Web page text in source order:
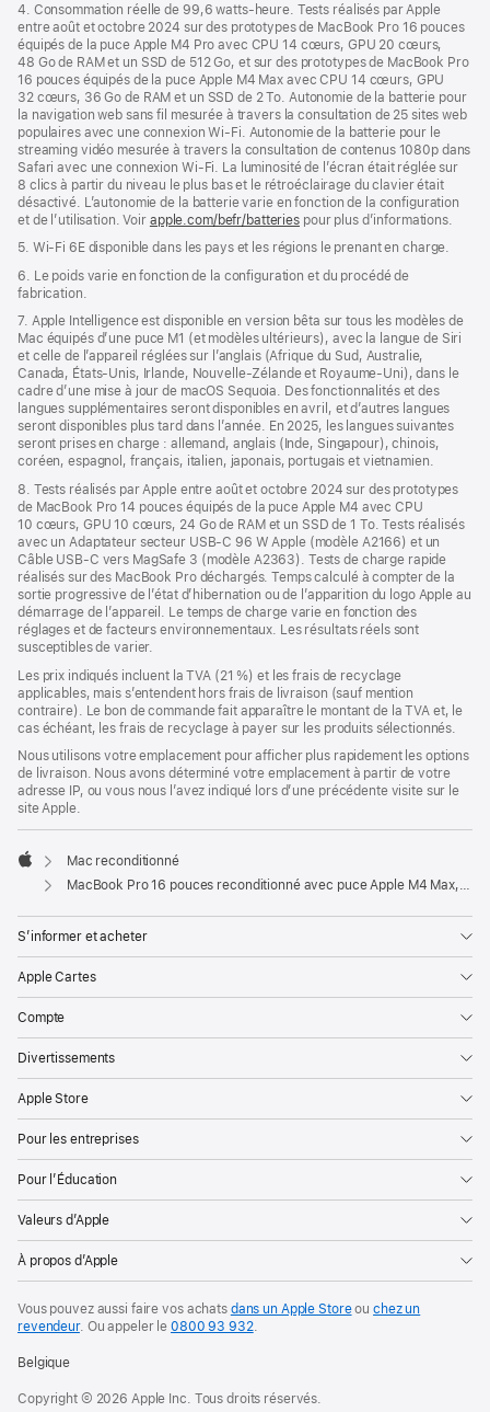
4. Consommation réelle de 99,6 watts‑heure. Tests réalisés par Apple
entre août et octobre 2024 sur des prototypes de MacBook Pro 16 pouces
équipés de la puce Apple M4 Pro avec CPU 14 cœurs, GPU 20 cœurs,
48 Go de RAM et un SSD de 512 Go, et sur des prototypes de MacBook Pro
16 pouces équipés de la puce Apple M4 Max avec CPU 14 cœurs, GPU
32 cœurs, 36 Go de RAM et un SSD de 2 To. Autonomie de la batterie pour
la navigation web sans fil mesurée à travers la consultation de 25 sites web
populaires avec une connexion Wi-Fi. Autonomie de la batterie pour le
streaming vidéo mesurée à travers la consultation de contenus 1080p dans
Safari avec une connexion Wi-Fi. La luminosité de l’écran était réglée sur
8 clics à partir du niveau le plus bas et le rétroéclairage du clavier était
désactivé. L’autonomie de la batterie varie en fonction de la configuration
et de l’utilisation. Voir apple.com/befr/batteries pour plus d’informations.
5. Wi-Fi 6E disponible dans les pays et les régions le prenant en charge.
6. Le poids varie en fonction de la configuration et du procédé de
fabrication.
7. Apple Intelligence est disponible en version bêta sur tous les modèles de
Mac équipés d’une puce M1 (et modèles ultérieurs), avec la langue de Siri
et celle de l’appareil réglées sur l’anglais (Afrique du Sud, Australie,
Canada, États-Unis, Irlande, Nouvelle-Zélande et Royaume-Uni), dans le
cadre d’une mise à jour de macOS Sequoia. Des fonctionnalités et des
langues supplémentaires seront disponibles en avril, et d’autres langues
seront disponibles plus tard dans l’année. En 2025, les langues suivantes
seront prises en charge : allemand, anglais (Inde, Singapour), chinois,
coréen, espagnol, français, italien, japonais, portugais et vietnamien.
8. Tests réalisés par Apple entre août et octobre 2024 sur des prototypes
de MacBook Pro 14 pouces équipés de la puce Apple M4 avec CPU
10 cœurs, GPU 10 cœurs, 24 Go de RAM et un SSD de 1 To. Tests réalisés
avec un Adaptateur secteur USB-C 96 W Apple (modèle A2166) et un
Câble USB-C vers MagSafe 3 (modèle A2363). Tests de charge rapide
réalisés sur des MacBook Pro déchargés. Temps calculé à compter de la
sortie progressive de l’état d’hibernation ou de l’apparition du logo Apple au
démarrage de l’appareil. Le temps de charge varie en fonction des
réglages et de facteurs environnementaux. Les résultats réels sont
susceptibles de varier.
Les prix indiqués incluent la TVA (21 %) et les frais de recyclage
applicables, mais s’entendent hors frais de livraison (sauf mention
contraire). Le bon de commande fait apparaître le montant de la TVA et, le
cas échéant, les frais de recyclage à payer sur les produits sélectionnés.
Nous utilisons votre emplacement pour afficher plus rapidement les options
de livraison. Nous avons déterminé votre emplacement à partir de votre
adresse IP, ou vous nous l’avez indiqué lors d’une précédente visite sur le
site Apple.
Apple
Mac reconditionné
MacBook Pro 16 pouces reconditionné avec puce Apple M4 Max, CPU 16 cœurs et GPU 40 cœurs - Noir sidéral
S’informer et acheter
Apple Cartes
Compte
Divertissements
Apple Store
Pour les entreprises
Pour l’Éducation
Valeurs d’Apple
À propos d’Apple
Vous pouvez aussi faire vos achats dans un Apple Storeouchez un
revendeur. Ouappeler le0800 93 932.
Belgique
Copyright © 2026 Apple Inc. Tous droits réservés.